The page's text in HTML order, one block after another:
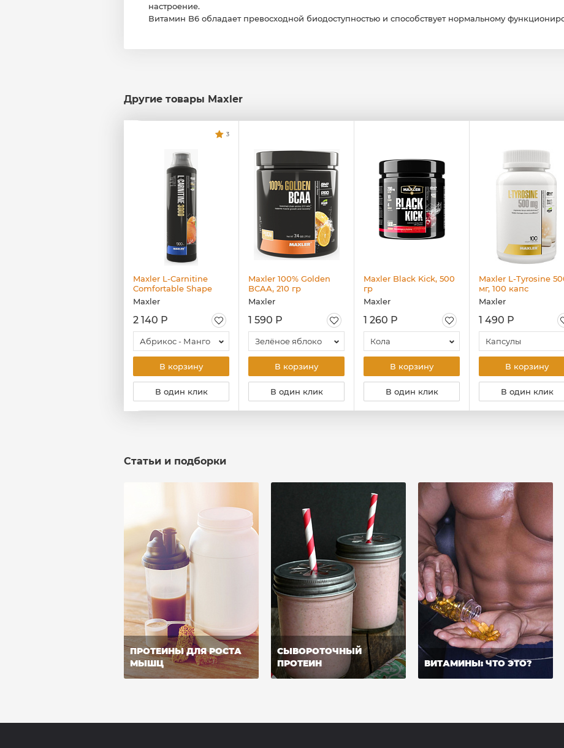
настроение.
Витамин B6 обладает превосходной биодоступностью и способствует нормальному
Другие товары Maxler
Maxler L-Carnitine
Comfortable Shape
3000, 500 мл
Maxler
3
2 140 Р
Абрикос - Манго
В корзину
В один клик
Maxler 100% Golden
BCAA, 210 гр
Maxler
1 590 Р
Зелёное яблоко
В корзину
В один клик
Maxler Black Kick, 500
гр
Maxler
1 260 Р
Кола
В корзину
В один клик
Maxler L-Tyrosine
мг, 100 капс
Maxler
1 490 Р
Капсулы
В корзину
В один клик
Статьи и подборки
ПРОТЕИНЫ ДЛЯ РОСТА
МЫШЦ
СЫВОРОТОЧНЫЙ
ПРОТЕИН
ВИТАМИНЫ: ЧТО ЭТО?